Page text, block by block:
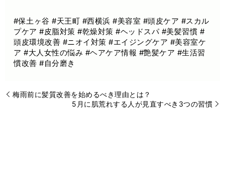
#保土ヶ谷 #天王町 #西横浜 #美容室 #頭皮ケア #スカル
プケア #皮脂対策 #乾燥対策 #ヘッドスパ #美髪習慣 #
頭皮環境改善 #ニオイ対策 #エイジングケア #美容室ケ
ア #大人女性の悩み #ヘアケア情報 #艶髪ケア #生活習
慣改善 #自分磨き
梅雨前に髪質改善を始めるべき理由とは？
5月に肌荒れする人が見直すべき3つの習慣